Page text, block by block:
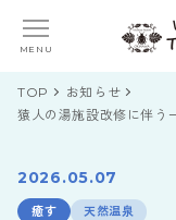
MENU
TOP
お知らせ
猿人の湯施設改修に伴う
2026.05.07
癒す 天然温泉